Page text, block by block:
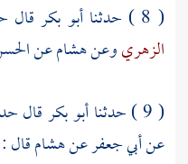
( 8 ) حدثنا
أبو بكر قال
الزهريوعنهشامعن
( 9 ) حدثنا
أبو بكرقال
عنأبي جعفرعنهشام